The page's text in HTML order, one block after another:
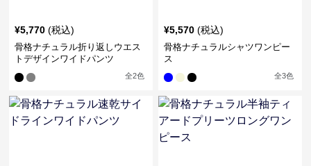
¥5,770 (税込)
骨格ナチュラル折り返しウエス
トデザインワイドパンツ
全2色
¥5,570 (税込)
骨格ナチュラルシャツワンピー
ス
全3色